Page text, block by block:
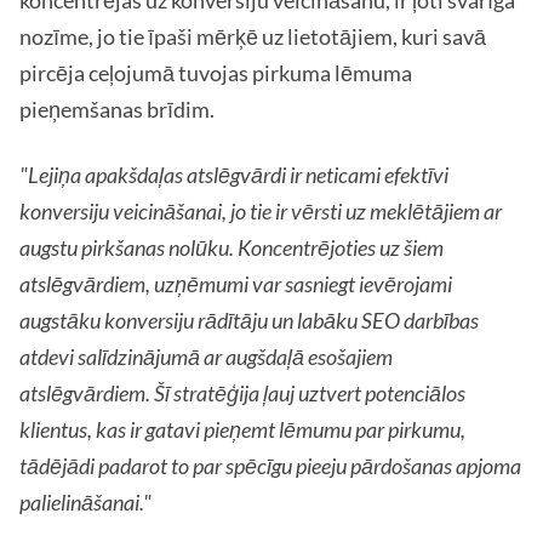
nozīme, jo tie īpaši mērķē uz lietotājiem, kuri savā
pircēja ceļojumā tuvojas pirkuma lēmuma
pieņemšanas brīdim.
"Lejiņa apakšdaļas atslēgvārdi ir neticami efektīvi
konversiju veicināšanai, jo tie ir vērsti uz meklētājiem ar
augstu pirkšanas nolūku. Koncentrējoties uz šiem
atslēgvārdiem, uzņēmumi var sasniegt ievērojami
augstāku konversiju rādītāju un labāku SEO darbības
atdevi salīdzinājumā ar augšdaļā esošajiem
atslēgvārdiem. Šī stratēģija ļauj uztvert potenciālos
klientus, kas ir gatavi pieņemt lēmumu par pirkumu,
tādējādi padarot to par spēcīgu pieeju pārdošanas apjoma
palielināšanai."